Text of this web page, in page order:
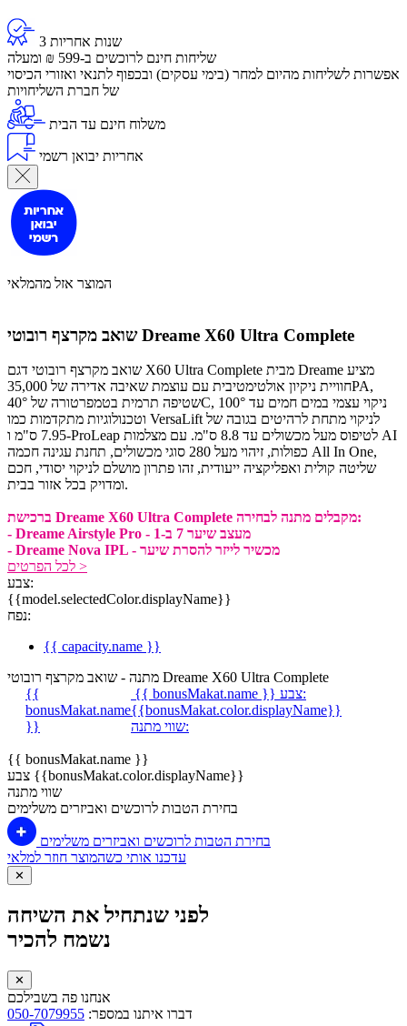
3 שנות אחריות
שליחות חינם לרוכשים ב-599 ₪ ומעלה
​אפשרות לשליחות מהיום למחר (בימי עסקים) ובכפוף לתנאי ואזורי הכיסוי
של חברת השליחויות
משלוח חינם עד הבית
אחריות יבואן רשמי
המוצר אזל מהמלאי
שואב מקרצף רובוטי Dreame X60 Ultra Complete
שואב מקרצף רובוטי דגם X60 Ultra Complete מבית Dreame מציע
חוויית ניקיון אולטימטיבית עם עוצמת שאיבה אדירה של 35,000PA,
שטיפה תרמית בטמפרטורה של 40°C, ניקוי עצמי במים חמים עד 100°
וטכנולוגיות מתקדמות כמו VersaLift לניקוי מתחת לרהיטים בגובה של
7.95 ס"מ ו-ProLeap לטיפוס מעל מכשולים עד 8.8 ס"מ. עם מצלמות AI
כפולות, זיהוי מעל 280 סוגי מכשולים, תחנת עגינה חכמה All In One,
שליטה קולית ואפליקציה ייעודית, זהו פתרון מושלם לניקוי יסודי, חכם
ומדויק בכל אזור בבית.
ברכישת Dreame X60 Ultra Complete מקבלים מתנה לבחירה:
- Dreame Nova IPL - מכשיר לייזר להסרת שיער
לכל הפרטים >
צבע:
{{model.selectedColor.displayName}}
נפח:
{{ capacity.name }}
מתנה - שואב מקרצף רובוטי Dreame X60 Ultra Complete
{{
bonusMakat.name
}}
{{ bonusMakat.name }}
צבע:
{{bonusMakat.color.displayName}}
שווי מתנה:
{{ bonusMakat.name }}
צבע {{bonusMakat.color.displayName}}
שווי מתנה
בחירת הטבות לרוכשים ואביזרים משלימים
בחירת הטבות לרוכשים ואביזרים משלימים
עדכנו אותי כשהמוצר חוזר למלאי
✕
לפני שנתחיל את השיחה
נשמח להכיר
✕
אנחנו פה בשבילכם
דברו איתנו במספר: 050-7079955